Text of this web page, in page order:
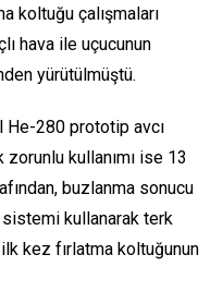
koltuğu çalışmaları
hava ile uçucunun
yürütülmüştü.
He-280 prototip avcı
zorunlu kullanımı ise 13
buzlanma sonucu
sistemi kullanarak terk
kez fırlatma koltuğunun